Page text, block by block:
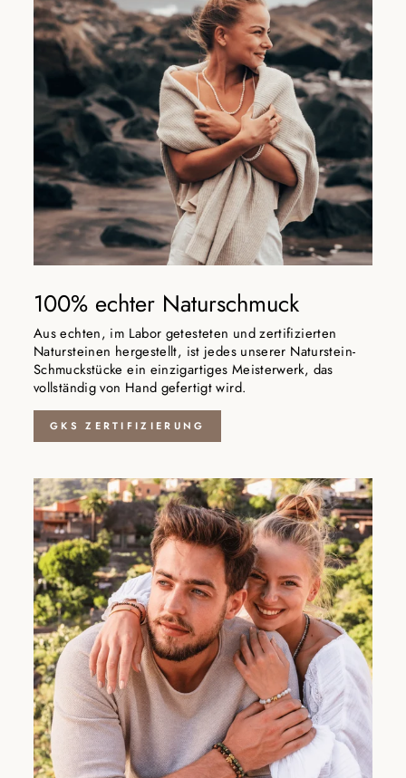
100% echter Naturschmuck
Aus echten, im Labor getesteten und zertifizierten
Natursteinen hergestellt, ist jedes unserer Naturstein-
Schmuckstücke ein einzigartiges Meisterwerk, das
vollständig von Hand gefertigt wird.
GKS ZERTIFIZIERUNG